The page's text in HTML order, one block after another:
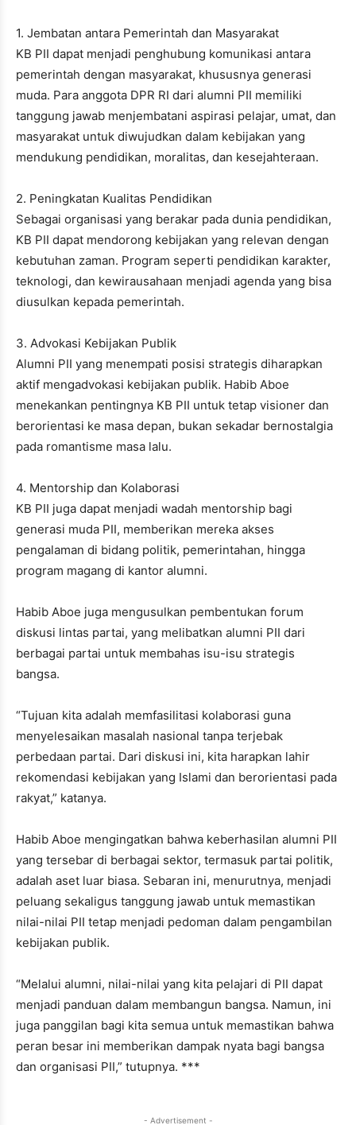
1. Jembatan antara Pemerintah dan Masyarakat
KB PII dapat menjadi penghubung komunikasi antara
pemerintah dengan masyarakat, khususnya generasi
muda. Para anggota DPR RI dari alumni PII memiliki
tanggung jawab menjembatani aspirasi pelajar, umat, dan
masyarakat untuk diwujudkan dalam kebijakan yang
mendukung pendidikan, moralitas, dan kesejahteraan.
2. Peningkatan Kualitas Pendidikan
Sebagai organisasi yang berakar pada dunia pendidikan,
KB PII dapat mendorong kebijakan yang relevan dengan
kebutuhan zaman. Program seperti pendidikan karakter,
teknologi, dan kewirausahaan menjadi agenda yang bisa
diusulkan kepada pemerintah.
3. Advokasi Kebijakan Publik
Alumni PII yang menempati posisi strategis diharapkan
aktif mengadvokasi kebijakan publik. Habib Aboe
menekankan pentingnya KB PII untuk tetap visioner dan
berorientasi ke masa depan, bukan sekadar bernostalgia
pada romantisme masa lalu.
4. Mentorship dan Kolaborasi
KB PII juga dapat menjadi wadah mentorship bagi
generasi muda PII, memberikan mereka akses
pengalaman di bidang politik, pemerintahan, hingga
program magang di kantor alumni.
Habib Aboe juga mengusulkan pembentukan forum
diskusi lintas partai, yang melibatkan alumni PII dari
berbagai partai untuk membahas isu-isu strategis
bangsa.
“Tujuan kita adalah memfasilitasi kolaborasi guna
menyelesaikan masalah nasional tanpa terjebak
perbedaan partai. Dari diskusi ini, kita harapkan lahir
rekomendasi kebijakan yang Islami dan berorientasi pada
rakyat,” katanya.
Habib Aboe mengingatkan bahwa keberhasilan alumni PII
yang tersebar di berbagai sektor, termasuk partai politik,
adalah aset luar biasa. Sebaran ini, menurutnya, menjadi
peluang sekaligus tanggung jawab untuk memastikan
nilai-nilai PII tetap menjadi pedoman dalam pengambilan
kebijakan publik.
“Melalui alumni, nilai-nilai yang kita pelajari di PII dapat
menjadi panduan dalam membangun bangsa. Namun, ini
juga panggilan bagi kita semua untuk memastikan bahwa
peran besar ini memberikan dampak nyata bagi bangsa
dan organisasi PII,” tutupnya. ***
- Advertisement -